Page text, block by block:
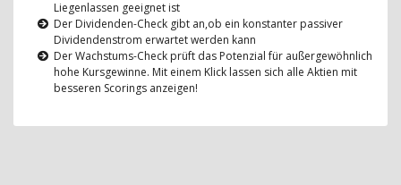
Liegenlassen geeignet ist
Der Dividenden-Check gibt an,ob ein konstanter passiver
Dividendenstrom erwartet werden kann
Der Wachstums-Check prüft das Potenzial für außergewöhnlich
hohe Kursgewinne. Mit einem Klick lassen sich alle Aktien mit
besseren Scorings anzeigen!